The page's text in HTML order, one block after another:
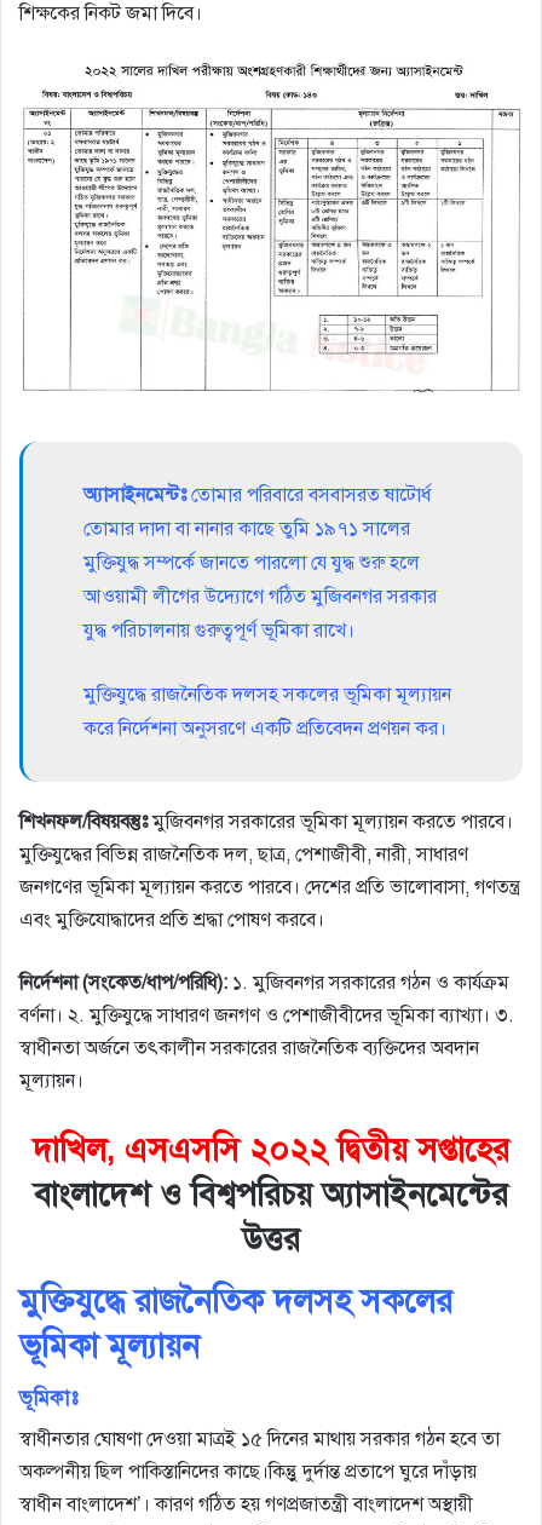
শিক্ষকের নিকট জমা দিবে।
অ্যাসাইনমেন্টঃতােমার পরিবারে বসবাসরত ষাটোর্ধ
তােমার দাদা বা নানার কাছে তুমি ১৯৭১ সালের
মুক্তিযুদ্ধ সম্পর্কে জানতে পারলাে যে যুদ্ধ শুরু হলে
আওয়ামী লীগের উদ্যোগে গঠিত মুজিবনগর সরকার
যুদ্ধ পরিচালনায় গুরুত্বপূর্ণ ভূমিকা রাখে।
মুক্তিযুদ্ধে রাজনৈতিক দলসহ সকলের ভূমিকা মূল্যায়ন
করে নির্দেশনা অনুসরণে একটি প্রতিবেদন প্রণয়ন কর।
শিখনফল/বিষয়বস্তুঃমুজিবনগর সরকারের ভূমিকা মূল্যায়ন করতে পারবে।
মুক্তিযুদ্ধের বিভিন্ন রাজনৈতিক দল, ছাত্র, পেশাজীবী, নারী, সাধারণ
জনগণের ভূমিকা মূল্যায়ন করতে পারবে। দেশের প্রতি ভালােবাসা, গণতন্ত্র
এবং মুক্তিযােদ্ধাদের প্রতি শ্রদ্ধা পােষণ করবে।
নির্দেশনা (সংকেত/ধাপ/পরিধি): ১. মুজিবনগর সরকারের গঠন ও কার্যক্রম
বর্ণনা। ২. মুক্তিযুদ্ধে সাধারণ জনগণ ও পেশাজীবীদের ভূমিকা ব্যাখ্যা। ৩.
স্বাধীনতা অর্জনে তৎকালীন সরকারের রাজনৈতিক ব্যক্তিদের অবদান
মূল্যায়ন।
দাখিল, এসএসসি ২০২২ দ্বিতীয় সপ্তাহের
বাংলাদেশ ও বিশ্বপরিচয় অ্যাসাইনমেন্টের
উত্তর
মুক্তিযুদ্ধে রাজনৈতিক দলসহ সকলের
ভূমিকা মূল্যায়ন
ভূমিকাঃ
স্বাধীনতার ঘোষণা দেওয়া মাত্রই ১৫ দিনের মাথায় সরকার গঠন হবে তা
অকল্পনীয় ছিল পাকিস্তানিদের কাছে।কিন্তুু দুর্দান্ত প্রতাপে ঘুরে দাঁড়ায়
স্বাধীন বাংলাদেশ’। কারণ গঠিত হয় গণপ্রজাতন্ত্রী বাংলাদেশ অস্থায়ী